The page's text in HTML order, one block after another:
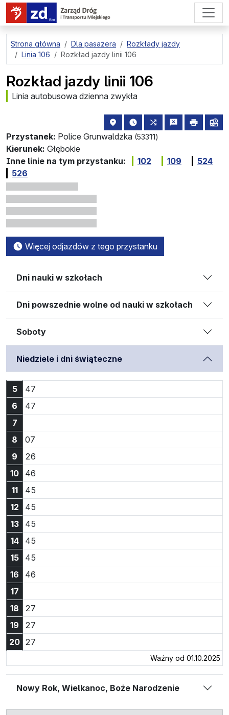
przejdź do treści strony
Strona główna Dla pasażera
Rozkłady jazdy
Linia 106
Rozkład jazdy linii 106
Rozkład jazdy linii 106
Linia autobusowa dzienna zwykła
Przystanek: Police Grunwaldzka (53311)
lokalizacja przystanku na mapie
najbliższe odjazdy z tego
wszystkie linie
zgłośdrukuj
Kierunek: Głębokie
Inne linie na tym przystanku:
102 109
524
526
Więcej odjazdów z tego przystanku
Dni nauki w szkołach
Dni powszednie wolne od nauki w szkołach
Soboty
Niedziele i dni świąteczne
5 47
6
47
7
8
07
9
26
10
46
11
45
12
45
13
45
14
45
15
45
16
46
17
18
27
19
27
20 27
Ważny od 01.10.2025
Nowy Rok, Wielkanoc, Boże Narodzenie